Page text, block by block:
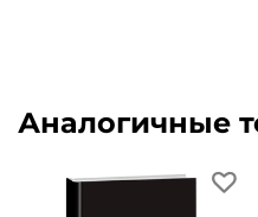
Аналогичные